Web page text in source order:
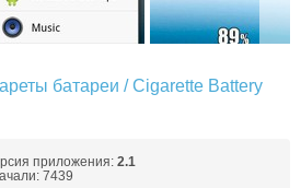
батареи / Cigarette Battery
приложения: 2.1
7439